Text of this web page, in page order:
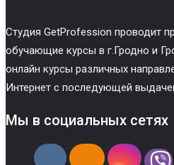
Cтудия GetProfession проводит
обучающие курсы в г.Гродно и
онлайн курсы различных
Интернет с последующей
Мы в социальных сетях